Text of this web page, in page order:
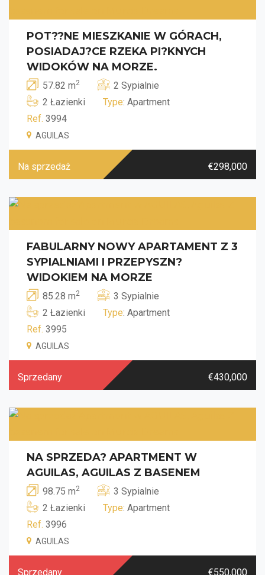
POT??NE MIESZKANIE W GÓRACH,
POSIADAJ?CE RZEKA PI?KNYCH
WIDOKÓW NA MORZE.
57.82 m2
2 Sypialnie
2 Łazienki
Type: Apartment
Ref. 3994
AGUILAS
Na sprzedaż €298,000
FABULARNY NOWY APARTAMENT Z 3
SYPIALNIAMI I PRZEPYSZN?
WIDOKIEM NA MORZE
85.28 m2
3 Sypialnie
2 Łazienki
Type: Apartment
Ref. 3995
AGUILAS
Sprzedany €430,000
NA SPRZEDA? APARTMENT W
AGUILAS, AGUILAS Z BASENEM
98.75 m2
3 Sypialnie
2 Łazienki
Type: Apartment
Ref. 3996
AGUILAS
Sprzedany €550,000